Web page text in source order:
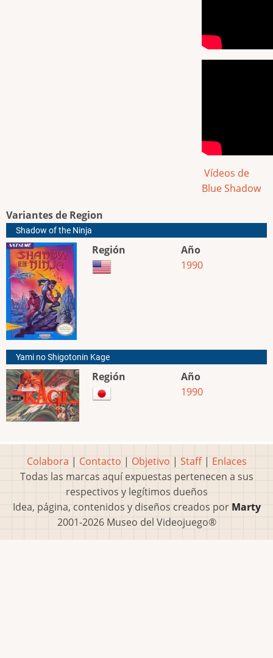
Vídeos de
Blue Shadow
Variantes de Region
Shadow of the Ninja
Región
Año
1990
Yami no Shigotonin Kage
Región
Año
1990
Colabora | Contacto | Objetivo | Staff| Enlaces
Todas las marcas aquí expuestas pertenecen a sus
respectivos y legítimos dueños
Idea, página, contenidos y diseños creados por Marty
2001-2026 Museo del Videojuego®